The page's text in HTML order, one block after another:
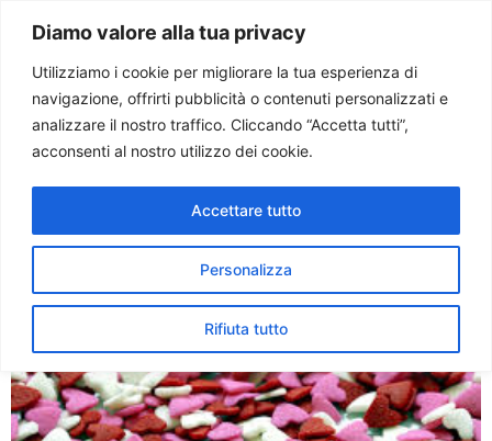
Diamo valore alla tua privacy
Utilizziamo i cookie per migliorare la tua esperienza di
navigazione, offrirti pubblicità o contenuti personalizzati e
analizzare il nostro traffico. Cliccando “Accetta tutti”,
acconsenti al nostro utilizzo dei cookie.
Personalizza
Rifiuta tutto
Accettare tutto
Paolo Ondarza
Tag:san valentino
San Valentino, innamorarsi
e amare come Dio vuole